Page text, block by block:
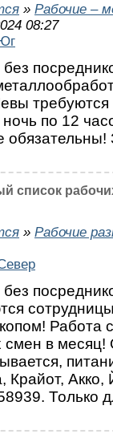
» Рабочие –
08:27
без
требуются
по 12
список
» Рабочие
без
Работа
смен в
Крайот, Акко,
Только